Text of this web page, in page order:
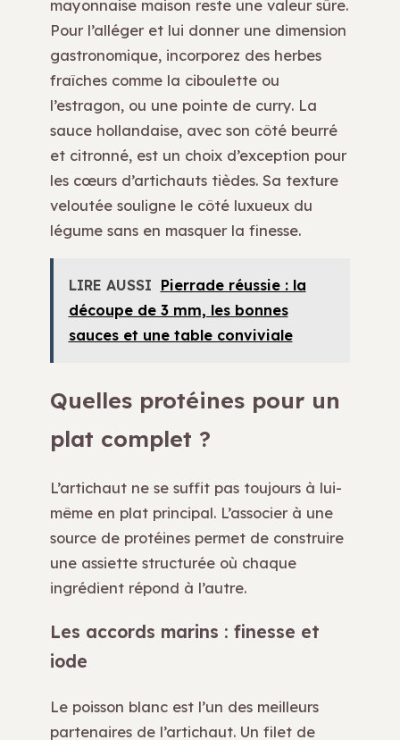
mayonnaise maison reste une valeur sûre.
Pour l’alléger et lui donner une dimension
gastronomique, incorporez des herbes
fraîches comme la ciboulette ou
l’estragon, ou une pointe de curry. La
sauce hollandaise, avec son côté beurré
et citronné, est un choix d’exception pour
les cœurs d’artichauts tièdes. Sa texture
veloutée souligne le côté luxueux du
légume sans en masquer la finesse.
LIRE AUSSI Pierrade réussie : la
découpe de 3 mm, les bonnes
sauces et une table conviviale
Quelles protéines pour un
plat complet ?
L’artichaut ne se suffit pas toujours à lui-
même en plat principal. L’associer à une
source de protéines permet de construire
une assiette structurée où chaque
ingrédient répond à l’autre.
Les accords marins : finesse et
iode
Le poisson blanc est l’un des meilleurs
partenaires de l’artichaut. Un filet de